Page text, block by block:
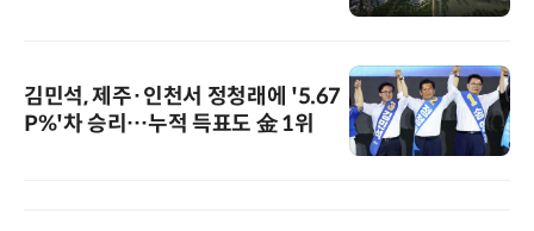
김민석, 제주·인천서 정청래에 '5.67
P%'차 승리…누적 득표도 金 1위